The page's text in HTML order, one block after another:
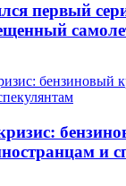
первый
и